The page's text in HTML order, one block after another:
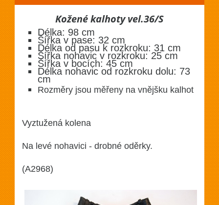
Kožené kalhoty vel.36/S
Délka: 98 cm
Šířka v pase: 32 cm
Délka od pasu k rozkroku: 31 cm
Šířka nohavic v rozkroku: 25 cm
Šířka v bocích: 45 cm
Délka nohavic od rozkroku dolu: 73
cm
Rozměry jsou měřeny na vnějšku kalhot
Vyztužená kolena
Na levé nohavici - drobné oděrky.
(A2968)